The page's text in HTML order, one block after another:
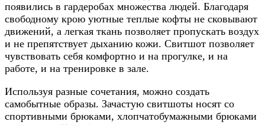
появились в гардеробах множества людей. Благодаря
свободному крою уютные теплые кофты не сковывают
движений, а легкая ткань позволяет пропускать воздух
и не препятствует дыханию кожи. Свитшот позволяет
чувствовать себя комфортно и на прогулке, и на
работе, и на тренировке в зале.
Используя разные сочетания, можно создать
самобытные образы. Зачастую свитшоты носят со
спортивными брюками, хлопчатобумажными брюками